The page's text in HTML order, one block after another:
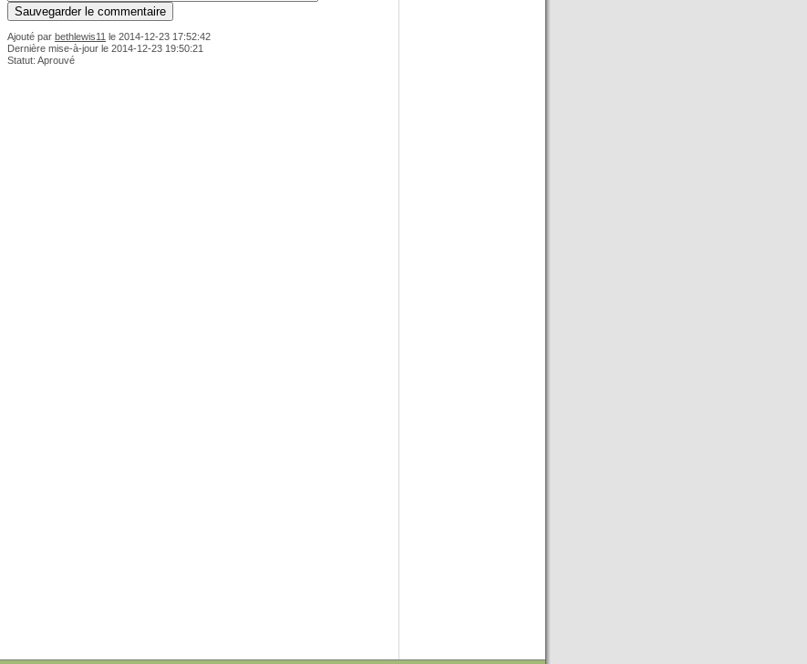
Ajouté par bethlewis11 le 2014-12-23 17:52:42
Dernière mise-à-jour le 2014-12-23 19:50:21
Statut: Aprouvé